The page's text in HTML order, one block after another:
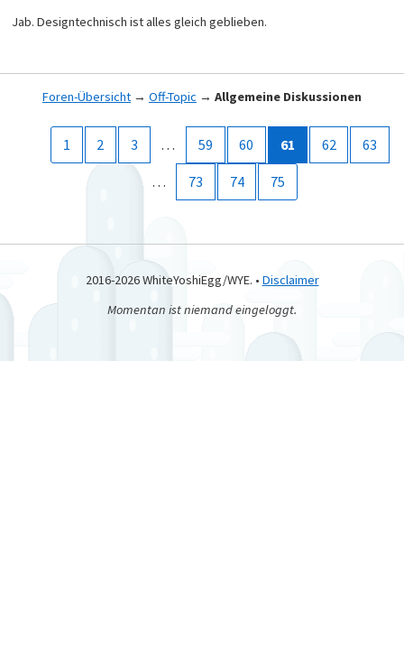
Jab. Designtechnisch ist alles gleich geblieben.
Foren-Übersicht → Off-Topic → Allgemeine Diskussionen
1 2 3 … 59 60 61 62 63
… 73 74 75
2016-2026 WhiteYoshiEgg/WYE. • Disclaimer
Momentan ist niemand eingeloggt.